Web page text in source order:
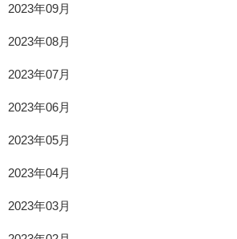
2023年09月
2023年08月
2023年07月
2023年06月
2023年05月
2023年04月
2023年03月